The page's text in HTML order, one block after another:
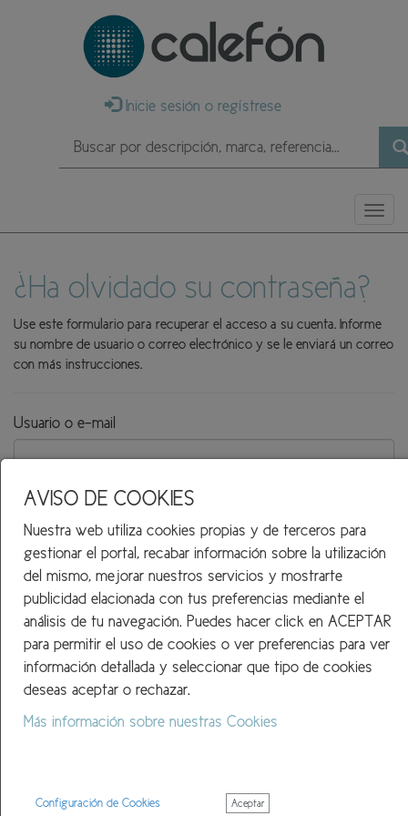
Inicie sesión o regístrese
Buscar
¿Ha olvidado su contraseña?
Use este formulario para recuperar el acceso a su cuenta. Informe
su nombre de usuario o correo electrónico y se le enviará un correo
con más instrucciones.
Usuario o e-mail
Telematel eCommerce v14.3.37 © 2026
Telematel S.L.
AVISO DE COOKIES
Nuestra web utiliza cookies propias y de terceros para
gestionar el portal, recabar información sobre la utilización
del mismo, mejorar nuestros servicios y mostrarte
publicidad elacionada con tus preferencias mediante el
análisis de tu navegación. Puedes hacer click en ACEPTAR
para permitir el uso de cookies o ver preferencias para ver
información detallada y seleccionar que tipo de cookies
deseas aceptar o rechazar.
Más información sobre nuestras Cookies
Configuración de Cookies Aceptar